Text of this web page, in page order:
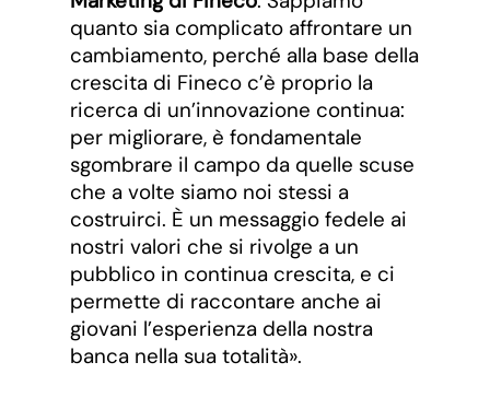
quanto sia complicato affrontare un
cambiamento, perché alla base della
crescita di Fineco c’è proprio la
ricerca di un’innovazione continua:
per migliorare, è fondamentale
sgombrare il campo da quelle scuse
che a volte siamo noi stessi a
costruirci. È un messaggio fedele ai
nostri valori che si rivolge a un
pubblico in continua crescita, e ci
permette di raccontare anche ai
giovani l’esperienza della nostra
banca nella sua totalità».